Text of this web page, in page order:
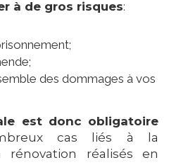
à de gros risques:
des dommages à vos
est donc obligatoire
cas liés à la
réalisés en